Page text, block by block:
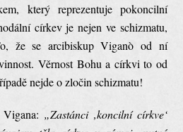
který reprezentuje pokoncilní
církev je nejen ve schizmatu,
že se arcibiskup Viganò od ní
Věrnost Bohu a církvi to od
nejde o zločin schizmatu!
„Zastánci ‚koncilní církve‘